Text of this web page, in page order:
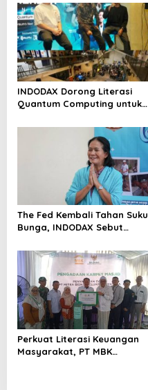
INDODAX Dorong Literasi
Quantum Computing untuk
Blockchain
The Fed Kembali Tahan Suku
Bunga, INDODAX Sebut
Sentimen Pasar
Perkuat Literasi Keuangan
Masyarakat, PT MBK